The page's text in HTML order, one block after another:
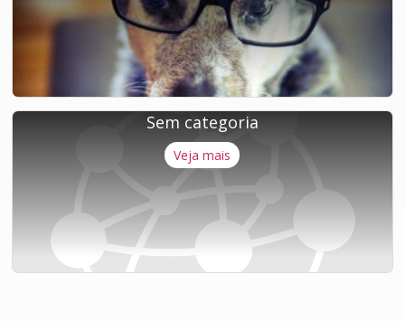
Sem categoria
Veja mais